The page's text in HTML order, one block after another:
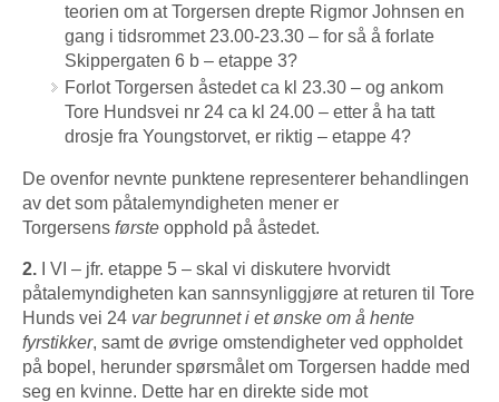
teorien om at Torgersen drepte Rigmor Johnsen en
gang i tidsrommet 23.00-23.30 – for så å forlate
Skippergaten 6 b – etappe 3?
Forlot Torgersen åstedet ca kl 23.30 – og ankom
Tore Hundsvei nr 24 ca kl 24.00 – etter å ha tatt
drosje fra Youngstorvet, er riktig – etappe 4?
De ovenfor nevnte punktene representerer behandlingen
av det som påtalemyndigheten mener er
Torgersens første opphold på åstedet.
2. I VI – jfr. etappe 5 – skal vi diskutere hvorvidt
påtalemyndigheten kan sannsynliggjøre at returen til Tore
Hunds vei 24 var begrunnet i et ønske om å hente
fyrstikker, samt de øvrige omstendigheter ved oppholdet
på bopel, herunder spørsmålet om Torgersen hadde med
seg en kvinne. Dette har en direkte side mot